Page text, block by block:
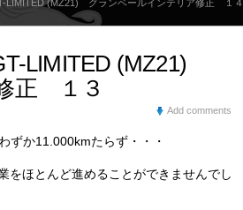
LIMITED (MZ21) グランベールインテリア修正 １４
LIMITED (MZ21)
正 １３
Add comments
ずか11.000kmたらず・・・
をほとんど進めることができませんでし